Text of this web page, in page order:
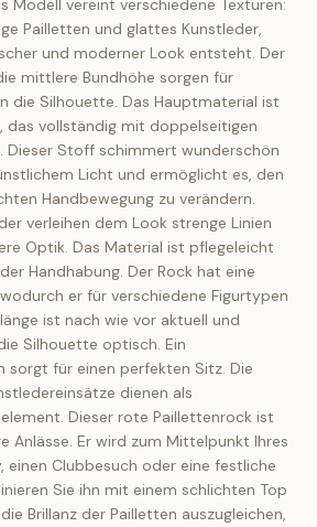
Modell vereint verschiedene Texturen:
Pailletten und glattes Kunstleder,
und moderner Look entsteht. Der
mittlere Bundhöhe sorgen für
die Silhouette. Das Hauptmaterial ist
das vollständig mit doppelseitigen
Dieser Stoff schimmert wunderschön
Licht und ermöglicht es, den
Handbewegung zu verändern.
verleihen dem Look strenge Linien
Optik. Das Material ist pflegeleicht
Handhabung. Der Rock hat eine
er für verschiedene Figurtypen
ist nach wie vor aktuell und
Silhouette optisch. Ein
sorgt für einen perfekten Sitz. Die
dienen als
Dieser rote Paillettenrock ist
Anlässe. Er wird zum Mittelpunkt Ihres
einen Clubbesuch oder eine festliche
Sie ihn mit einem schlichten Top
Brillanz der Pailletten auszugleichen,